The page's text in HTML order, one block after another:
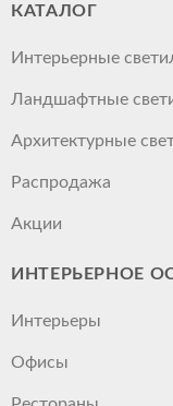
КАТАЛОГ
Интерьерные
Ландшафтные
Архитектурные
Распродажа
Акции
ИНТЕРЬЕРНОЕ
Интерьеры
Офисы